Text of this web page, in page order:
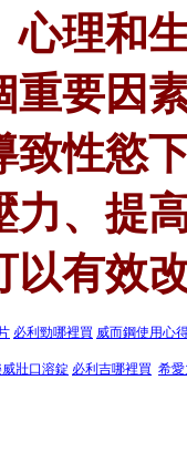
心理和
重要因
致性慾
力、提
以有效
必利勁哪裡買 威而鋼使用心
壯口溶錠 必利吉哪裡買 希